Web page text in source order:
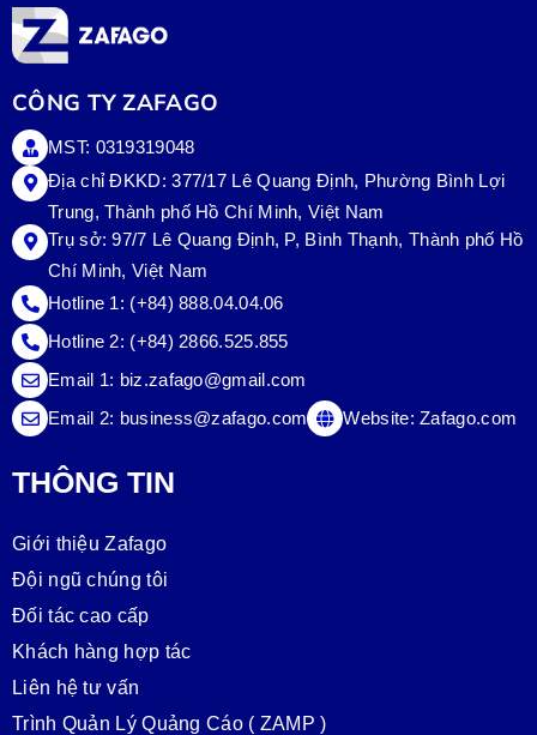
CÔNG TY ZAFAGO
MST: 0319319048
Địa chỉ ĐKKD: 377/17 Lê Quang Định, Phường Bình Lợi
Trung, Thành phố Hồ Chí Minh, Việt Nam
Trụ sở:97/7 Lê Quang Định, P, Bình Thạnh, Thành phố Hồ
Chí Minh, Việt Nam
Hotline 1: (+84) 888.04.04.06
Hotline 2: (+84) 2866.525.855
Email 1: biz.zafago@gmail.com
Email 2: business@zafago.com Website:Zafago.com
THÔNG TIN
Giới thiệu Zafago
Đội ngũ chúng tôi
Đối tác cao cấp
Khách hàng hợp tác
Liên hệ tư vấn
Trình Quản Lý Quảng Cáo ( ZAMP )